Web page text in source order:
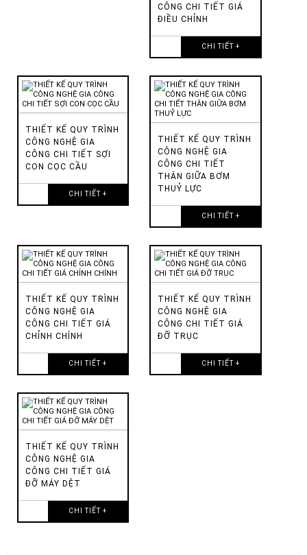
CÔNG CHI TIẾT GIÁ
ĐIỀU CHỈNH
CHI TIẾT +
THIẾT KẾ QUY TRÌNH
CÔNG NGHỆ GIA
CÔNG CHI TIẾT SỢI
CON CỌC CẦU
CHI TIẾT +
THIẾT KẾ QUY TRÌNH
CÔNG NGHỆ GIA
CÔNG CHI TIẾT
THÂN GIỮA BƠM
THUỶ LỰC
CHI TIẾT +
THIẾT KẾ QUY TRÌNH
CÔNG NGHỆ GIA
CÔNG CHI TIẾT GIÁ
CHỈNH CHÍNH
CHI TIẾT +
THIẾT KẾ QUY TRÌNH
CÔNG NGHỆ GIA
CÔNG CHI TIẾT GIÁ
ĐỠ TRỤC
CHI TIẾT +
THIẾT KẾ QUY TRÌNH
CÔNG NGHỆ GIA
CÔNG CHI TIẾT GIÁ
ĐỠ MÁY DỆT
CHI TIẾT +